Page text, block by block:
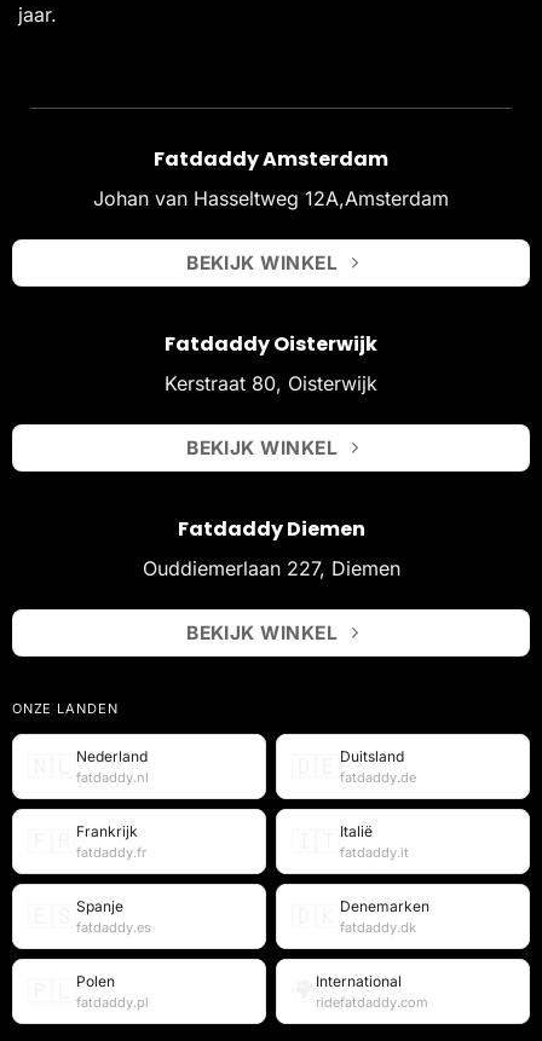
jaar.
Fatdaddy Amsterdam
Johan van Hasseltweg 12A,Amsterdam
BEKIJK WINKEL
Fatdaddy Oisterwijk
Kerstraat 80, Oisterwijk
BEKIJK WINKEL
Fatdaddy Diemen
Ouddiemerlaan 227, Diemen
BEKIJK WINKEL
ONZE LANDEN
Nederland
fatdaddy.nl
Duitsland
fatdaddy.de
Frankrijk
fatdaddy.fr
Italië
fatdaddy.it
Spanje
fatdaddy.es
Denemarken
fatdaddy.dk
Polen
fatdaddy.pl
International
ridefatdaddy.com